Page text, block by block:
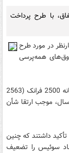
با طرح پرداخت
در مورد طرح
همه‌پرسی
به نوشته خبرگزاری رویترز، حامیان طرح پرداخت ماهانه 2500 فرانک (2563
دلار) به افراد بزرگسال و 625 فرانک به افراد زیر 18 سال، موجب ارتقا شأن
داشتند که چنین
سوئیس را تضعیف